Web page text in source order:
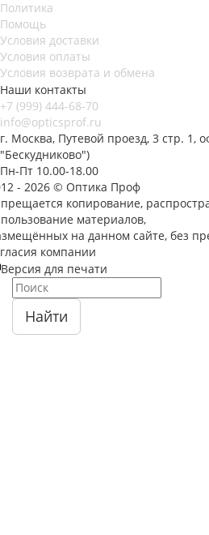
Политика
Помощь
Условия доставки
Условия оплаты
Условия возврата и обмена
Наши контакты
+7 (999) 444-68-70
info@opticsprof.ru
г. Москва, Путевой проезд, 3 стр. 1,
"Бескудниково")
Пн-Пт 10.00-18.00
- 2026 © Оптика Проф
копирование,
материалов,
на данном сайте, без
компании
Версия для печати
Найти